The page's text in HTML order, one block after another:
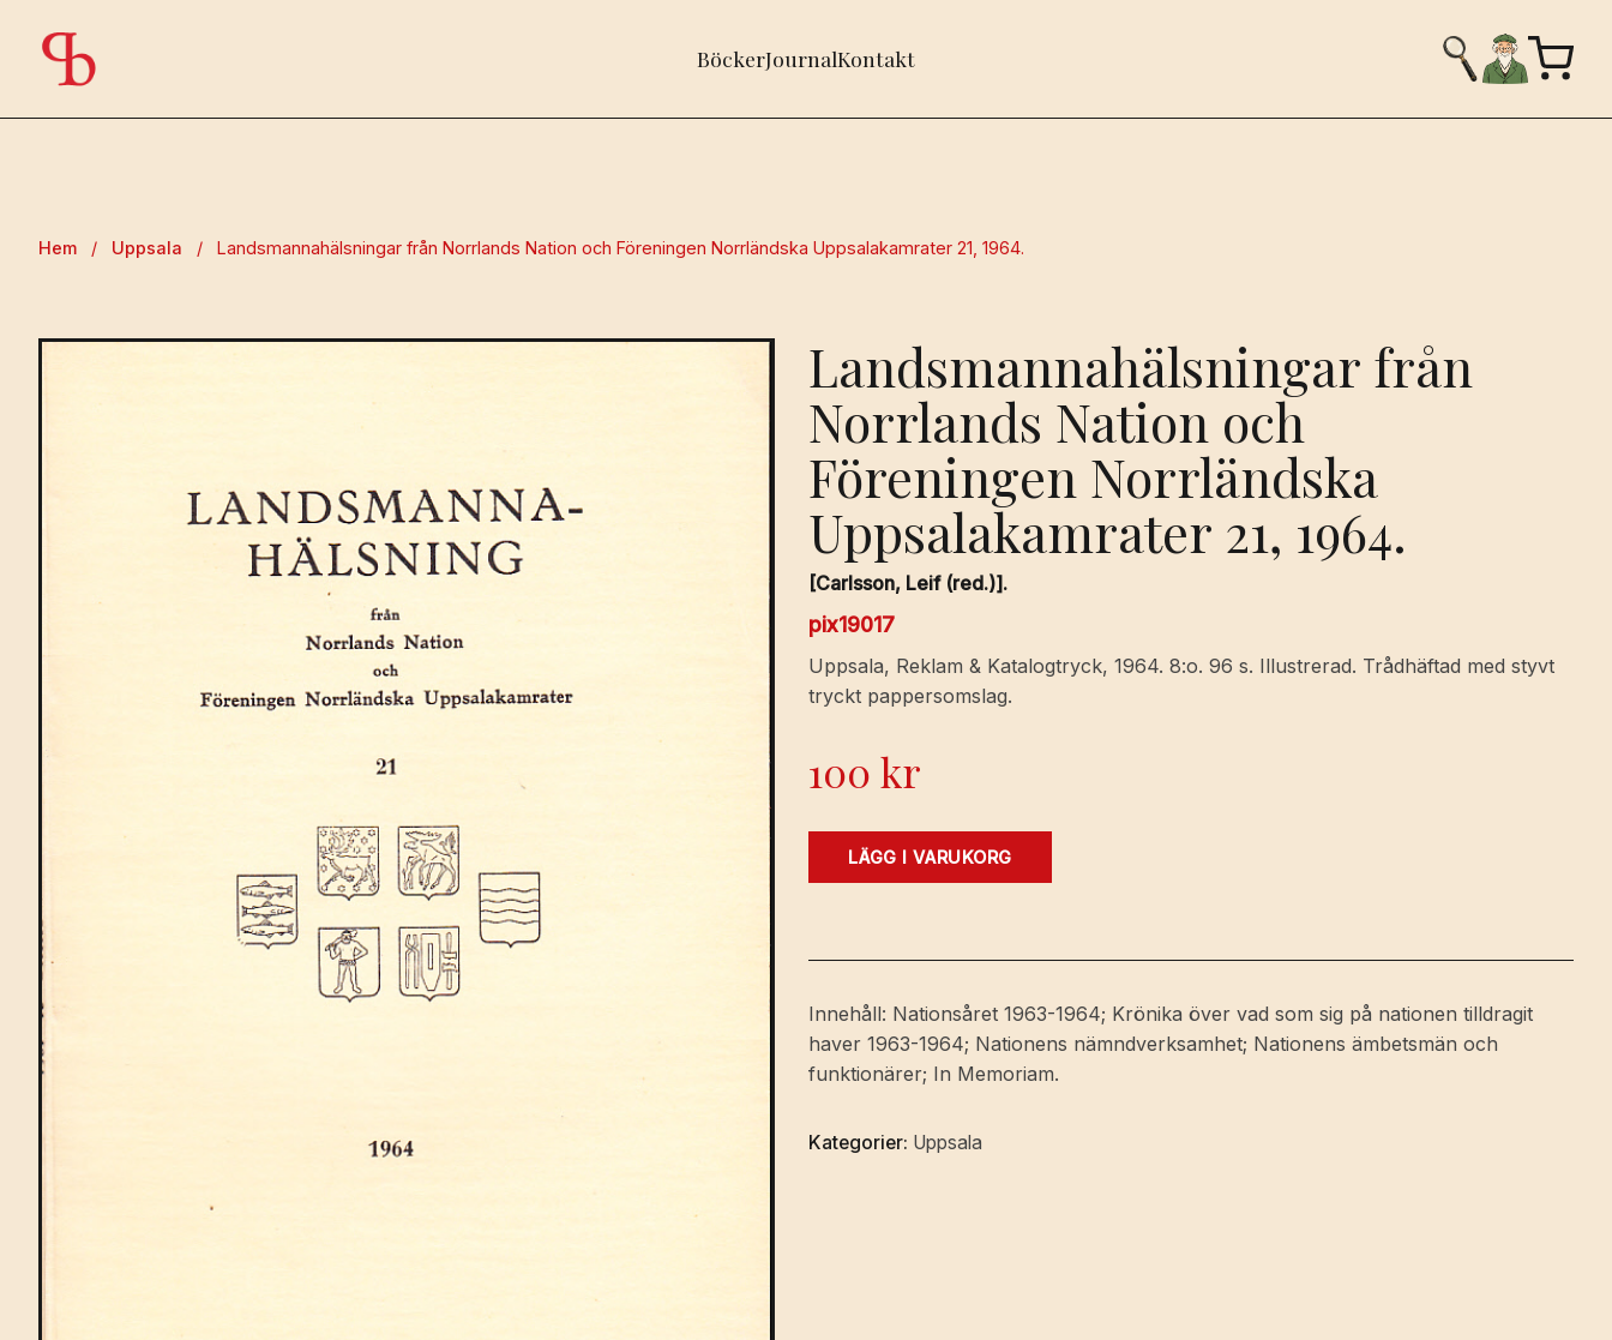
BöckerJournalKontakt
Hem / Uppsala / Landsmannahälsningar från Norrlands Nation och Föreningen Norrländska Uppsalakamrater 21, 1964.
Landsmannahälsningar från
Norrlands Nation och
Föreningen Norrländska
Uppsalakamrater 21, 1964.
[Carlsson, Leif (red.)].
pix19017
Uppsala, Reklam & Katalogtryck, 1964. 8:o. 96 s. Illustrerad. Trådhäftad med styvt
tryckt pappersomslag.
100kr
Landsmannahälsningar
och
Norrländska
Uppsalakamrater
21,
mängd
LÄGG I VARUKORG
Innehåll: Nationsåret 1963-1964; Krönika över vad som sig på nationen tilldragit
haver 1963-1964; Nationens nämndverksamhet; Nationens ämbetsmän och
funktionärer; In Memoriam.
Kategorier: Uppsala